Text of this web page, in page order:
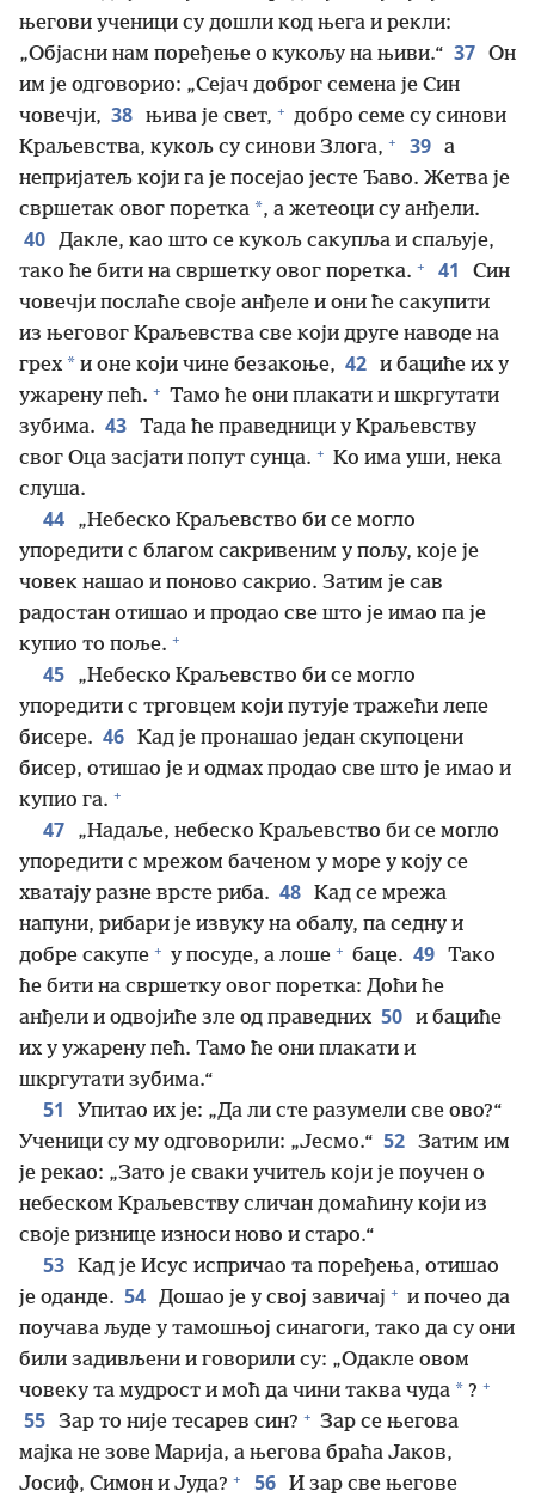
његови ученици су дошли код њега и рекли:
„Објасни нам поређење о кукољу на њиви.“ 37 Он
им је одговорио: „Сејач доброг семена је Син
човечји, 38 њива је свет, + добро семе су синови
Краљевства, кукољ су синови Злога, + 39 а
непријатељ који га је посејао јесте Ђаво. Жетва је
свршетак овог поретка *, а жетеоци су анђели.
40 Дакле, као што се кукољ сакупља и спаљује,
тако ће бити на свршетку овог поретка. + 41
Син
човечји послаће своје анђеле и они ће сакупити
из његовог Краљевства све који друге наводе на
грех * и оне који чине безакоње, 42 и бациће их у
ужарену пећ. + Тамо ће они плакати и шкргутати
зубима. 43 Тада ће праведници у Краљевству
свог Оца засјати попут сунца. + Ко има уши, нека
слуша.
44
„Небеско Краљевство би се могло
упоредити с благом сакривеним у пољу, које је
човек нашао и поново сакрио. Затим је сав
радостан отишао и продао све што је имао па је
купио то поље. +
45
„Небеско Краљевство би се могло
упоредити с трговцем који путује тражећи лепе
бисере. 46 Кад је пронашао један скупоцени
бисер, отишао је и одмах продао све што је имао и
купио га. +
47
„Надаље, небеско Краљевство би се могло
упоредити с мрежом баченом у море у коју се
хватају разне врсте риба. 48 Кад се мрежа
напуни, рибари је извуку на обалу, па седну и
добре сакупе + у посуде, а лоше + баце. 49 Тако
ће бити на свршетку овог поретка: Доћи ће
анђели и одвојиће зле од праведних 50 и бациће
их у ужарену пећ. Тамо ће они плакати и
шкргутати зубима.“
51
Упитао их је: „Да ли сте разумели све ово?“
Ученици су му одговорили: „Јесмо.“ 52 Затим им
је рекао: „Зато је сваки учитељ који је поучен о
небеском Краљевству сличан домаћину који из
своје ризнице износи ново и старо.“
53 Кад је Исус испричао та поређења, отишао
је оданде. 54 Дошао је у свој завичај + и почео да
поучава људе у тамошњој синагоги, тако да су они
били задивљени и говорили су: „Одакле овом
човеку та мудрост и моћ да чини таква чуда * ? +
55 Зар то није тесарев син? + Зар се његова
мајка не зове Марија, а његова браћа Јаков,
Јосиф, Симон и Јуда? + 56 И зар све његове